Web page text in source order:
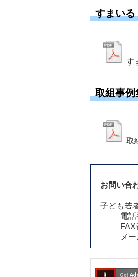
すまいる
す
取組事例
取
お問い合
子ども若
電
FAX
メ